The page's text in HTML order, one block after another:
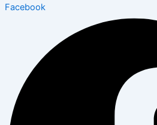
Facebook